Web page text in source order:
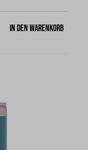
Getränken oder
oder
Hergestellt
In den Warenkorb